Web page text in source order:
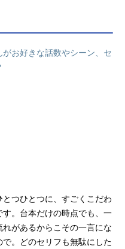
お好きな話数やシーン、セ
つひとつに、すごくこだわ
。台本だけの時点でも、一
があるからこその一言にな
。どのセリフも無駄にした